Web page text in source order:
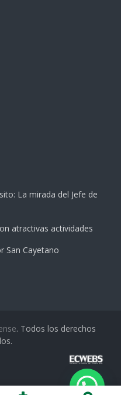
La mirada del Jefe de
atractivas actividades
San Cayetano
. Todos los derechos